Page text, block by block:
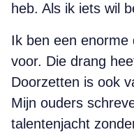
heb. Als ik iets wil
Ik ben een enorme
voor. Die drang
Doorzetten is ook
Mijn ouders
talentenjacht